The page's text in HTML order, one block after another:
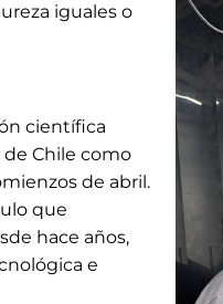
iguales o
científica
de Chile como
de abril.
que
hace años,
e